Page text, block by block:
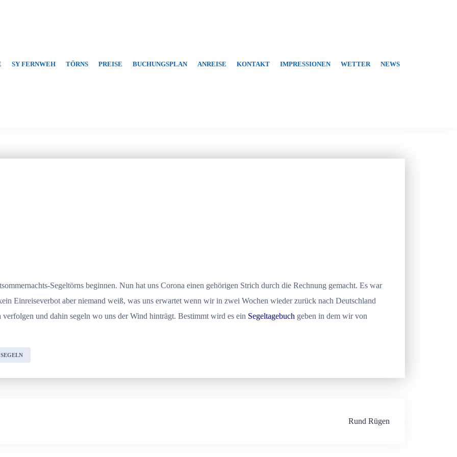
SY FERNWEH TÖRNS PREISE BUCHUNGSPLAN ANREISE KONTAKT IMPRESSIONEN WETTER NEWS
Segeltörns beginnen. Nun hat uns Corona einen gehörigen Strich durch die Rechnung gemacht. Es war
Einreiseverbot aber niemand weiß, was uns erwartet wenn wir in zwei Wochen wieder zurück nach Deutschland
und dahin segeln wo uns der Wind hinträgt. Bestimmt wird es ein Segeltagebuch geben in dem wir von
SEGELN
Rund Rügen